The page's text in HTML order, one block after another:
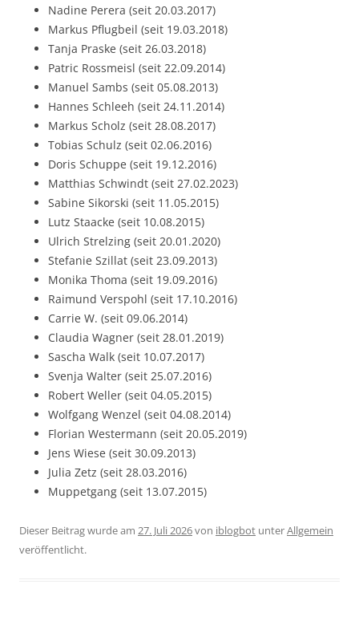
Nadine Perera (seit 20.03.2017)
Markus Pflugbeil (seit 19.03.2018)
Tanja Praske (seit 26.03.2018)
Patric Rossmeisl (seit 22.09.2014)
Manuel Sambs (seit 05.08.2013)
Hannes Schleeh (seit 24.11.2014)
Markus Scholz (seit 28.08.2017)
Tobias Schulz (seit 02.06.2016)
Doris Schuppe (seit 19.12.2016)
Matthias Schwindt (seit 27.02.2023)
Sabine Sikorski (seit 11.05.2015)
Lutz Staacke (seit 10.08.2015)
Ulrich Strelzing (seit 20.01.2020)
Stefanie Szillat (seit 23.09.2013)
Monika Thoma (seit 19.09.2016)
Raimund Verspohl (seit 17.10.2016)
Carrie W. (seit 09.06.2014)
Claudia Wagner (seit 28.01.2019)
Sascha Walk (seit 10.07.2017)
Svenja Walter (seit 25.07.2016)
Robert Weller (seit 04.05.2015)
Wolfgang Wenzel (seit 04.08.2014)
Florian Westermann (seit 20.05.2019)
Jens Wiese (seit 30.09.2013)
Julia Zetz (seit 28.03.2016)
Muppetgang (seit 13.07.2015)
Dieser Beitrag wurde am 27. Juli 2026von iblogbot unterAllgemein
veröffentlicht.